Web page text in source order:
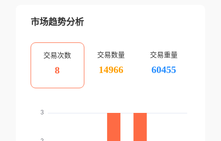
市场趋势分析
交易次数
8
交易数量
14966
交易重量
60455